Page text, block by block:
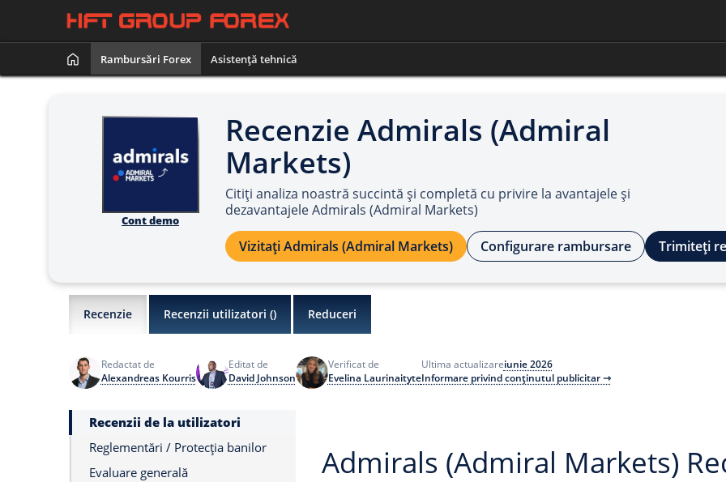
Rambursări Forex Asistență tehnică
Cont demo
Recenzie Admirals (Admiral
Markets)
Citiți analiza noastră succintă și completă cu privire la avantajele și
dezavantajele Admirals (Admiral Markets)
Vizitați Admirals (Admiral Markets) Configurare rambursare Trimiteți
Recenzie Recenzii utilizatori () Reduceri
Redactat de
Alexandreas Kourris
Editat de
David Johnson
Verificat de
Evelina Laurinaityte
Ultima actualizareiunie 2026
Informare privind conținutul publicitar ⇾
Recenzii de la utilizatori
Reglementări / Protecția banilor
Evaluare generală
Admirals (Admiral Markets)